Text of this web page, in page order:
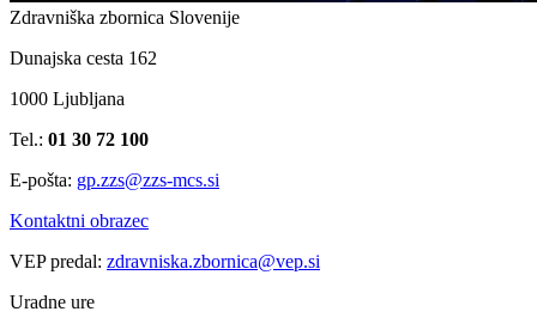
Zdravniška zbornica Slovenije
Dunajska cesta 162
1000 Ljubljana
Tel.: 01 30 72 100
E-pošta: gp.zzs@zzs-mcs.si
Kontaktni obrazec
VEP predal: zdravniska.zbornica@vep.si
Uradne ure